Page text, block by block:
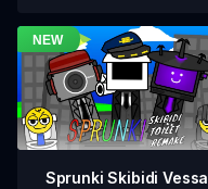
Sprunki Skibidi Vessa